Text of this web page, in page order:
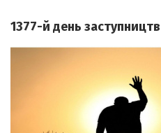
1377-й день